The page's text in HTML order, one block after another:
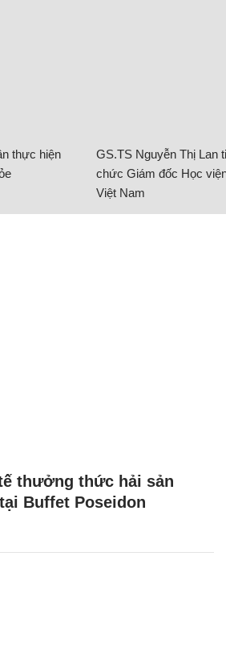
thực hiện
GS.TS Nguyễn Thị Lan
chức Giám đốc Học
Việt Nam
thưởng thức hải sản
Buffet Poseidon